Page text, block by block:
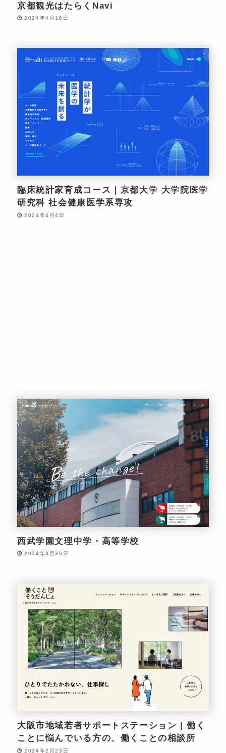
京都観光はたらくNavi
2024年4月16日
臨床統計家育成コース｜京都大学 大学院医学
研究科 社会健康医学系専攻
2024年4月4日
西武学園文理中学・高等学校
2024年3月30日
大阪市地域若者サポートステーション | 働く
ことに悩んでいる方の、働くことの相談所
2024年2月23日